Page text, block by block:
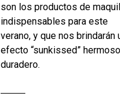
son los productos de
indispensables para este
verano, y que nos brindarán
efecto “sunkissed”
duradero.